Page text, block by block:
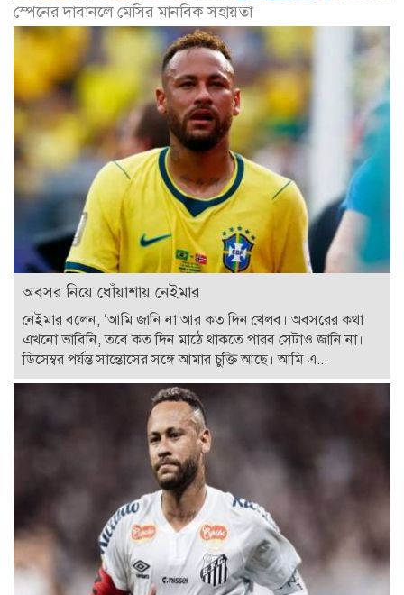
স্পেনের দাবানলে মেসির মানবিক সহায়তা
অবসর নিয়ে ধোঁয়াশায় নেইমার
নেইমার বলেন, ‘আমি জানি না আর কত দিন খেলব। অবসরের কথা
এখনো ভাবিনি, তবে কত দিন মাঠে থাকতে পারব সেটাও জানি না।
ডিসেম্বর পর্যন্ত সান্তোসের সঙ্গে আমার চুক্তি আছে। আমি এ...